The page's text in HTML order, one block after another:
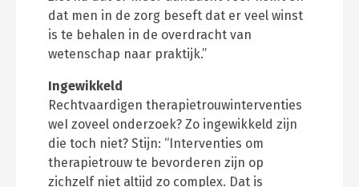
dat men in de zorg beseft dat er veel winst
is te behalen in de overdracht van
wetenschap naar praktijk.”
Ingewikkeld
Rechtvaardigen therapietrouwinterventies
weI zoveel onderzoek? Zo ingewikkeld zijn
die toch niet? Stijn: “Interventies om
therapietrouw te bevorderen zijn op
zichzelf niet altijd zo complex. Dat is